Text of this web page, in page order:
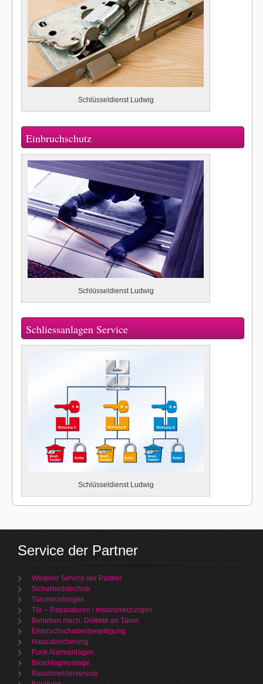
Schlüsseldienst Ludwig
Einbruchschutz
Schlüsseldienst Ludwig
Schliessanlagen Service
Schlüsseldienst Ludwig
Service der Partner
Weiterer Service der Partner
Sicherheitstechnik
Türumrüstungen
Tür – Reparaturen / Instandsetzungen
Beheben mech. Defekte an Türen
Einbruchschadenbeseitigung
Hausabsicherung
Funk Alarmanlagen
Beschlagmontage
Rauchmelderservcie